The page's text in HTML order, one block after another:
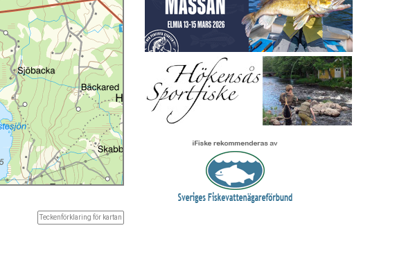
Teckenförklaring för kartan